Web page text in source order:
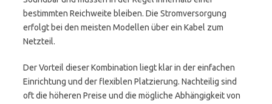
bestimmten Reichweite bleiben. Die Stromversorgung
erfolgt bei den meisten Modellen über ein Kabel zum
Netzteil.
Der Vorteil dieser Kombination liegt klar in der einfachen
Einrichtung und der flexiblen Platzierung. Nachteilig sind
oft die höheren Preise und die mögliche Abhängigkeit von